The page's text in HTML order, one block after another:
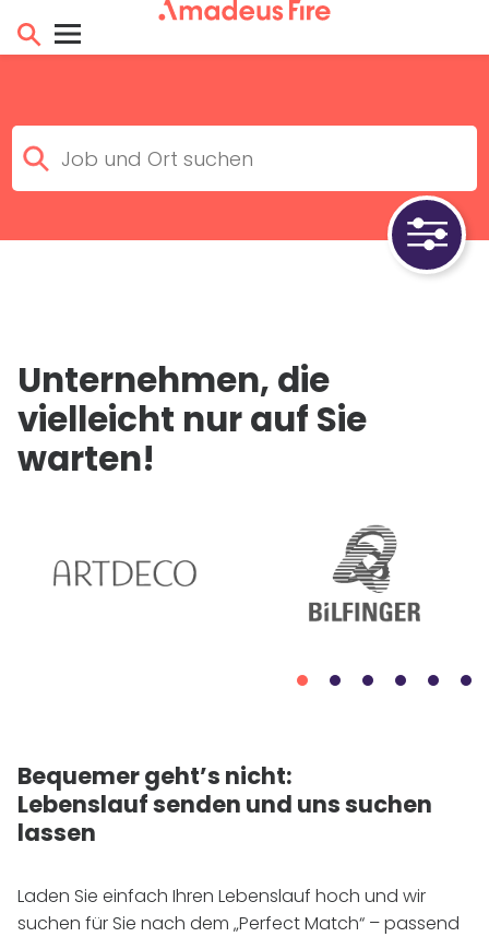
Unternehmen, die
vielleicht nur auf Sie
warten!
Bequemer geht’s nicht:
Lebenslauf senden und uns suchen
lassen
Laden Sie einfach Ihren Lebenslauf hoch und wir
suchen für Sie nach dem „Perfect Match“ – passend